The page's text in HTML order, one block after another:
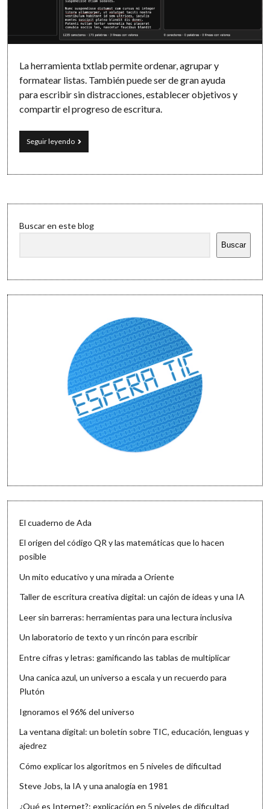
Software
La herramienta txtlab permite ordenar, agrupar y
formatear listas. También puede ser de gran ayuda
para escribir sin distracciones, establecer objetivos y
compartir el progreso de escritura.
Seguir leyendoUn
laboratorio
texto
rincón
escribir
Sidebar
Buscar en este blog
Buscar
El cuaderno de Ada
El origen del código QR y las matemáticas que lo hacen
posible
Un mito educativo y una mirada a Oriente
Taller de escritura creativa digital: un cajón de ideas y una IA
Leer sin barreras: herramientas para una lectura inclusiva
Un laboratorio de texto y un rincón para escribir
Entre cifras y letras: gamificando las tablas de multiplicar
Una canica azul, un universo a escala y un recuerdo para
Plutón
Ignoramos el 96% del universo
La ventana digital: un boletín sobre TIC, educación, lenguas y
ajedrez
Cómo explicar los algoritmos en 5 niveles de dificultad
Steve Jobs, la IA y una analogía en 1981
¿Qué es Internet?: explicación en 5 niveles de dificultad